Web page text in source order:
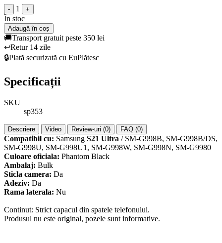
- 1 +
În stoc
Adaugă în coș
🚚Transport gratuit peste 350 lei
↩️Retur 14 zile
🔒Plată securizată cu EuPlătesc
Specificații
SKU
sp353
Descriere Video Review-uri (0) FAQ (0)
Compatibil cu: Samsung S21 Ultra / SM-G998B, SM-G998B/DS,
SM-G998U, SM-G998U1, SM-G998W, SM-G998N, SM-G9980
Culoare oficiala: Phantom Black
Ambalaj: Bulk
Sticla camera: Da
Adeziv: Da
Rama laterala: Nu
Continut: Strict capacul din spatele telefonului.
Produsul nu este original, pozele sunt informative.